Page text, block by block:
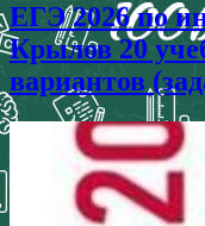
ЕГЭ 2026 по
Крылов 20
вариантов